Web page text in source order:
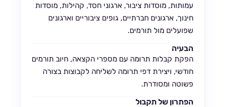
עמותות, מוסדות ציבור, ארגוני חסד, קהילות, מוסדות
חינוך, ארגונים חברתיים, גופים ציבוריים וארגונים
שפועלים מול תורמים.
הבעיה
הפקת קבלות תרומה עם מספרי הקצאה, חיוב תורמים
חודשי, ויצירת דפי תרומה לשליחה לקבוצות בצורה
פשוטה ומסודרת.
הפתרון של תקבול